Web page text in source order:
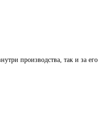
производства, так и за его